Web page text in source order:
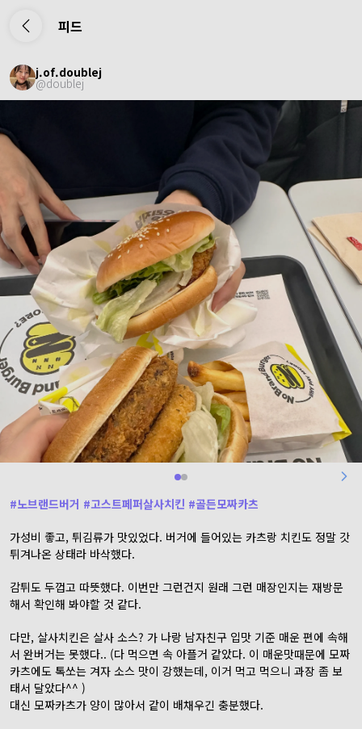
피드
j.of.doublej
@doublej
#노브랜드버거 #고스트페퍼살사치킨 #골든모짜카츠
가성비 좋고, 튀김류가 맛있었다. 버거에 들어있는 카츠랑 치킨도 정말 갓
튀겨나온 상태라 바삭했다.
감튀도 두껍고 따뜻했다. 이번만 그런건지 원래 그런 매장인지는 재방문
해서 확인해 봐야할 것 같다.
다만, 살사치킨은 살사 소스? 가 나랑 남자친구 입맛 기준 매운 편에 속해
서 완버거는 못했다.. (다 먹으면 속 아플거 같았다. 이 매운맛때문에 모짜
카츠에도 톡쏘는 겨자 소스 맛이 강했는데, 이거 먹고 먹으니 과장 좀 보
태서 달았다^^ )
대신 모짜카츠가 양이 많아서 같이 배채우긴 충분했다.